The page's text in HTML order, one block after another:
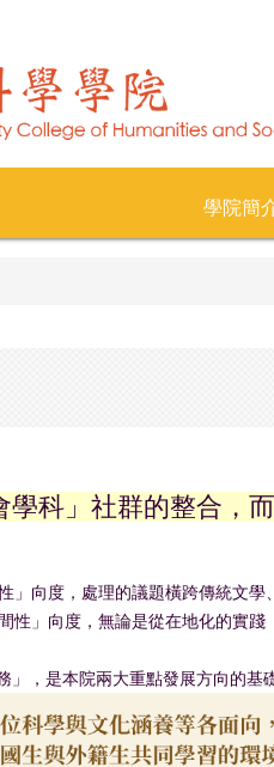
學院簡
科」社群的整合，
」向度，處理的議題橫跨傳統文
性」向度，無論是從在地化的實
，是本院兩大重點發展方向的基